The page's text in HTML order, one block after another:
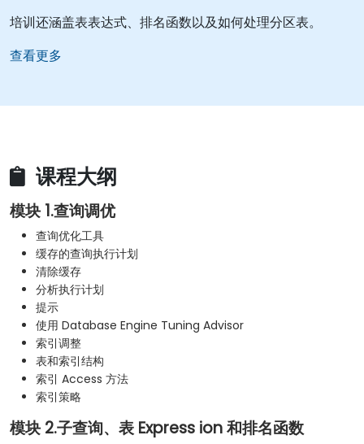
培训还涵盖表表达式、排名函数以及如何处理分区表。
查看更多
课程大纲
模块 1.查询调优
查询优化工具
缓存的查询执行计划
清除缓存
分析执行计划
提示
使用 Database Engine Tuning Advisor
索引调整
表和索引结构
索引 Access 方法
索引策略
模块 2.子查询、表 Express ion 和排名函数